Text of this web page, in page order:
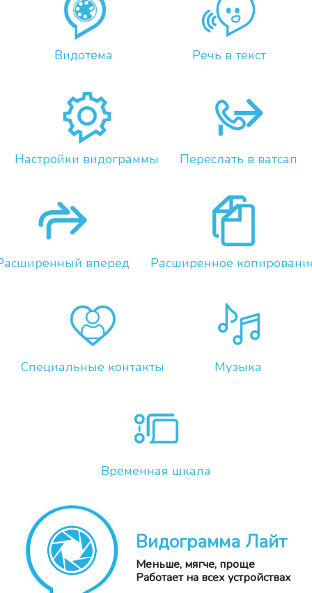
Видотема Речь в текст
Настройки видограммы Переслать в ватсап
вперед Расширенное
Специальные контакты Музыка
Временная шкала
Видограмма Лайт
Меньше, мягче, проще
Работает на всех устройствах